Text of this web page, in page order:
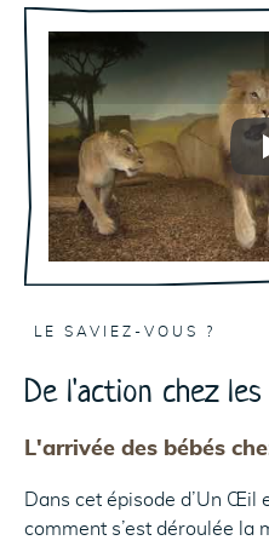
LE SAVIEZ-VOUS ?
De l'action chez
L'arrivée des bébés
Dans cet épisode d’Un Œil
comment s’est déroulée la